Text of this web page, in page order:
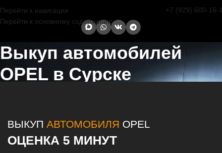
Перейти к навигации
Перейти к основному содержанию
+7 (929) 600-16-
Выкуп автомобилей
OPEL в Сурске
ВЫКУП АВТОМОБИЛЯ OPEL
ОЦЕНКА 5 МИНУТ